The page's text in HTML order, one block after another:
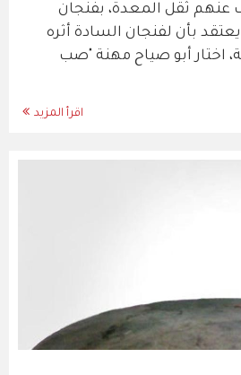
ثقل المعدة، بفنجان
بأن لفنجان السادة أثره
اختار أبو صياح مهنة "صب
اقرأ المزيد